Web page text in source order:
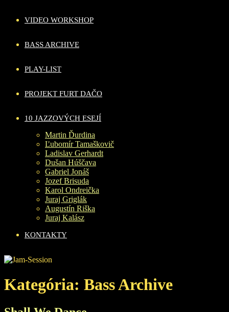
VIDEO WORKSHOP
BASS ARCHIVE
PLAY-LIST
PROJEKT FURT DAČO
10 JAZZOVÝCH ESEJÍ
Martin Ďurdina
Ľubomír Tamaškovič
Ladislav Gerhardt
Dušan Húščava
Gabriel Jonáš
Jozef Brisuda
Karol Ondreička
Juraj Griglák
Augustín Riška
Juraj Kalász
KONTAKTY
Kategória: Bass Archive